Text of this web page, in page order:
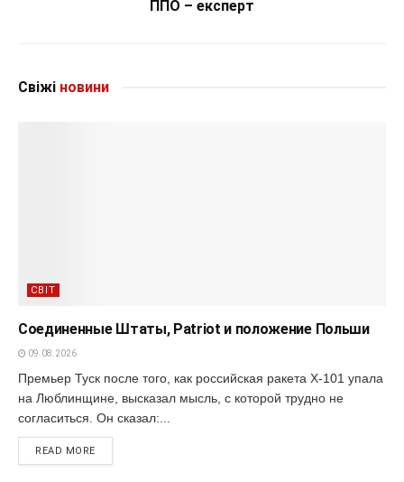
ППО – експерт
Свіжі новини
СВІТ
Соединенные Штаты, Patriot и положение Польши
09.08.2026
Премьер Туск после того, как российская ракета Х-101 упала
на Люблинщине, высказал мысль, с которой трудно не
согласиться. Он сказал:...
READ MORE